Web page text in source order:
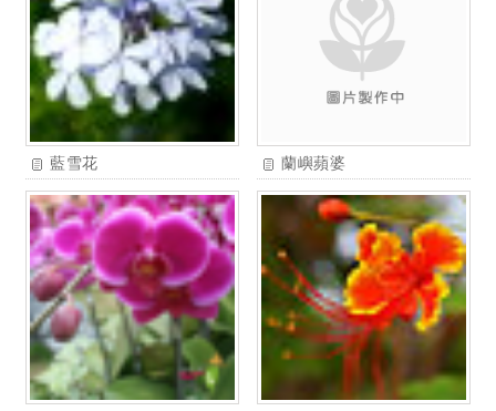
藍雪花 蘭嶼蘋婆